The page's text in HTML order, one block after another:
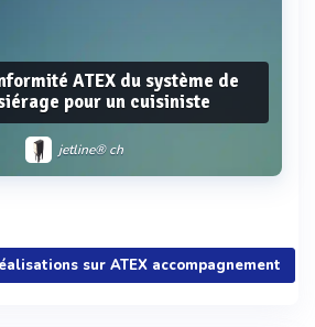
ATEX du système de
pour un cuisiniste
jetline® ch
Voir plussur ATEX accompagnement